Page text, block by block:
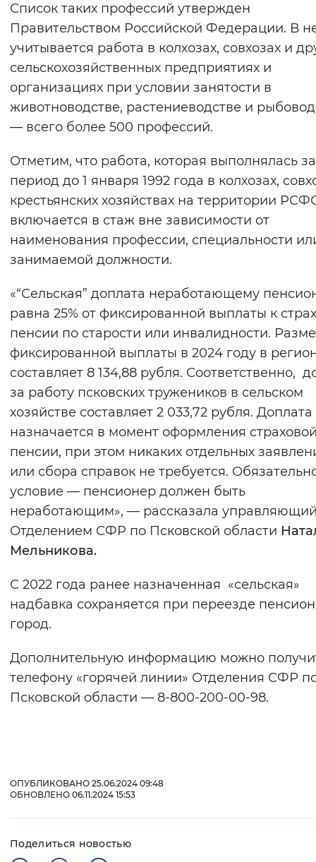
Вернуть стандартные настройки
Список таких профессий утвержден
Правительством Российской Федерации. В
учитывается работа в колхозах, совхозах и
сельскохозяйственных предприятиях и
организациях при условии занятости в
животноводстве, растениеводстве и
— всего более 500 профессий.
Отметим, что работа, которая выполнялась за
период до 1 января 1992 года в колхозах,
крестьянских хозяйствах на территории
включается в стаж вне зависимости от
наименования профессии, специальности
занимаемой должности.
«“Сельская” доплата неработающему
равна 25% от фиксированной выплаты к
пенсии по старости или инвалидности.
фиксированной выплаты в 2024 году в
составляет 8 134,88 рубля. Соответственно,
за работу псковских тружеников в сельском
хозяйстве составляет 2 033,72 рубля. Доплата
назначается в момент оформления
пенсии, при этом никаких отдельных
или сбора справок не требуется.
условие — пенсионер должен быть
неработающим», — рассказала
Отделением СФР по Псковской области
Мельникова.
С 2022 года ранее назначенная «сельская»
надбавка сохраняется при переезде
город.
Дополнительную информацию можно
телефону «горячей линии» Отделения СФР
Псковской области — 8-800-200-00-98.
ОПУБЛИКОВАНО 25.06.2024 09:48
ОБНОВЛЕНО 06.11.2024 15:53
Поделиться новостью